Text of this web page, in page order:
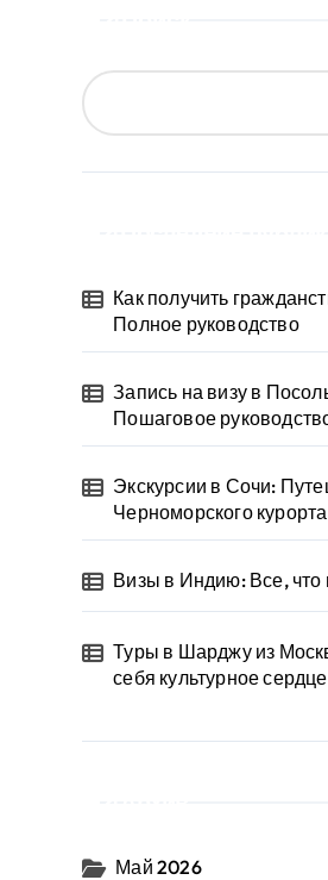
Как получить
Полное руководство
Запись на визу в
Пошаговое
Экскурсии в Сочи:
Черноморского курорта
Визы в Индию: Все, что
Туры в Шарджу из
себя культурное
Май 2026